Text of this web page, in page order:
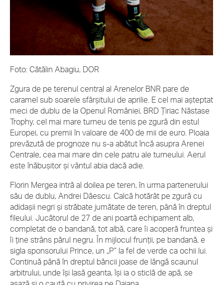
Foto: Cătălin Abagiu, DOR
Zgura de pe terenul central al Arenelor BNR pare de
caramel sub soarele sfârşitului de aprilie. E cel mai aşteptat
meci de dublu de la Openul României, BRD Ţiriac Năstase
Trophy, cel mai mare turneu de tenis pe zgură din estul
Europei, cu premii în valoare de 400 de mii de euro. Ploaia
prevăzută de prognoze nu s-a abătut încă asupra Arenei
Centrale, cea mai mare din cele patru ale turneului. Aerul
este înăbuşitor şi vântul abia dacă adie.
Florin Mergea intră al doilea pe teren, în urma partenerului
său de dublu, Andrei Dăescu. Calcă hotărât pe zgură cu
adidaşii negri şi străbate jumătate de teren, până în dreptul
fileului. Jucătorul de 27 de ani poartă echipament alb,
completat de o bandană, tot albă, care îi acoperă fruntea şi
îi ţine strâns părul negru. În mijlocul frunţii, pe bandană, e
sigla sponsorului Prince, un „P” la fel de verde ca ochii lui.
Continuă până în dreptul băncii joase de lângă scaunul
arbitrului, unde îşi lasă geanta, îşi ia o sticlă de apă, se